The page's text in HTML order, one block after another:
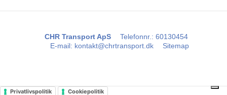
CHR Transport ApS Telefonnr.: 60130454
E-mail: kontakt@chrtransport.dk Sitemap
Privatlivspolitik Cookiepolitik